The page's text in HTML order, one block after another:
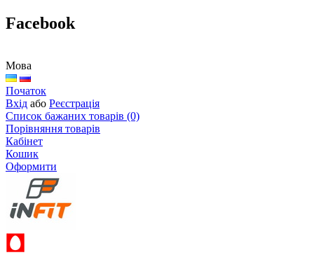
Facebook
Мова
Початок
Вхід або Реєстрація
Список бажаних товарів (0)
Порівняння товарів
Кабінет
Кошик
Оформити